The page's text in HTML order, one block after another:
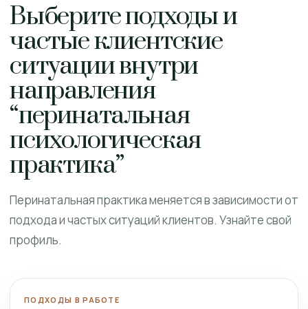
Выберите подходы и
частые клиентские
ситуации внутри
направления
“перинатальная
психологическая
практика”
Перинатальная практика меняется в зависимости от
подхода и частых ситуаций клиентов. Узнайте свой
профиль.
ПОДХОДЫ В РАБОТЕ